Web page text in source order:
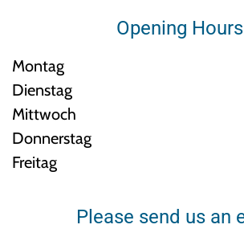
Opening Hours
Montag
Dienstag
Mittwoch
Donnerstag
Freitag
Please send us an